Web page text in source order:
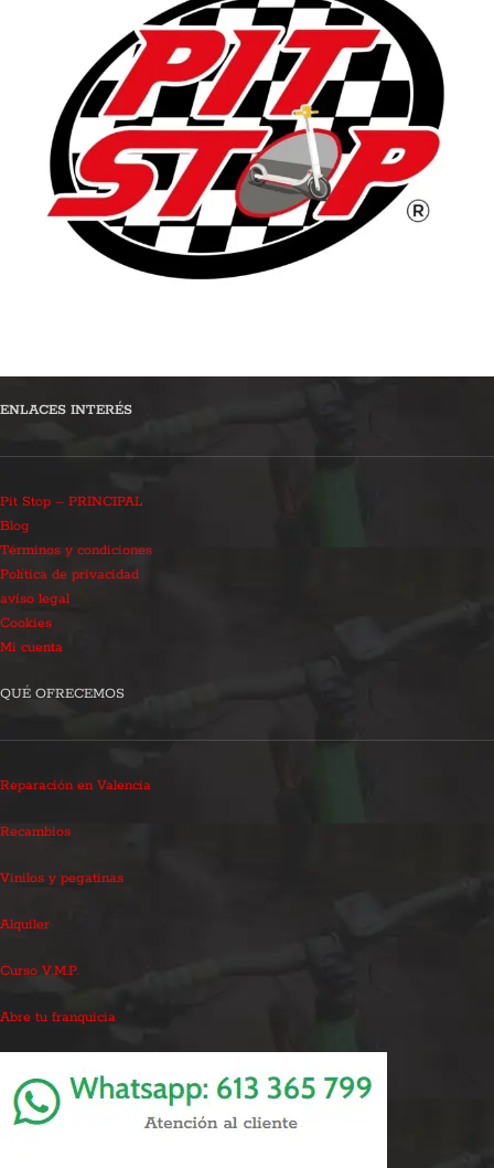
ENLACES INTERÉS
Pit Stop – PRINCIPAL
Blog
Términos y condiciones
Política de privacidad
aviso legal
Cookies
Mi cuenta
QUÉ OFRECEMOS
Reparación en Valencia
Recambios
Vinilos y pegatinas
Alquiler
Curso V.M.P.
Abre tu franquicia